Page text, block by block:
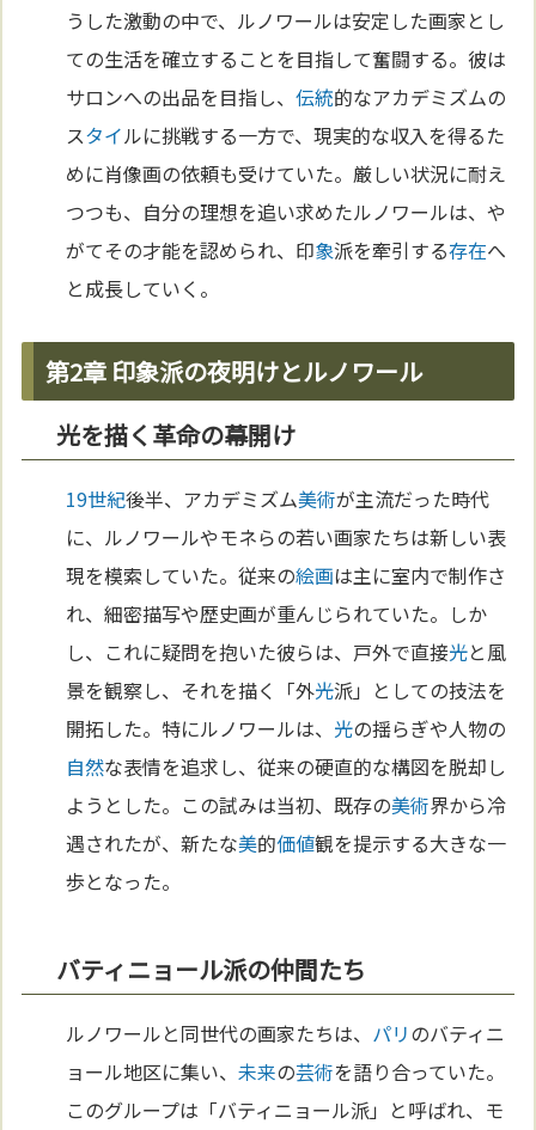
うした激動の中で、ルノワールは安定した画家とし
ての生活を確立することを目指して奮闘する。彼は
サロンへの出品を目指し、伝統的なアカデミズムの
スタイルに挑戦する一方で、現実的な収入を得るた
めに肖像画の依頼も受けていた。厳しい状況に耐え
つつも、自分の理想を追い求めたルノワールは、や
がてその才能を認められ、印象派を牽引する存在へ
と成長していく。
第2章 印象派の夜明けとルノワール
光を描く革命の幕開け
19世紀後半、アカデミズム美術が主流だった時代
に、ルノワールやモネらの若い画家たちは新しい表
現を模索していた。従来の絵画は主に室内で制作さ
れ、細密描写や歴史画が重んじられていた。しか
し、これに疑問を抱いた彼らは、戸外で直接光と風
景を観察し、それを描く「外光派」としての技法を
開拓した。特にルノワールは、 光の揺らぎや人物の
自然な表情を追求し、従来の硬直的な構図を脱却し
ようとした。この試みは当初、既存の美術界から冷
遇されたが、新たな美的価値観を提示する大きな一
歩となった。
バティニョール派の仲間たち
ルノワールと同世代の画家たちは、 パリのバティニ
ョール地区に集い、未来の芸術を語り合っていた。
このグループは「バティニョール派」と呼ばれ、モ